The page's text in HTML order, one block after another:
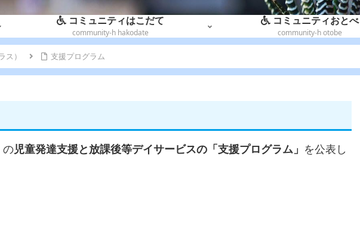
コミュニティはこだて
community-h hakodate
コミュニティおとべ
community-h otobe
ス） 支援プログラム
の児童発達支援と放課後等デイサービスの「支援プログラム」 を公表し